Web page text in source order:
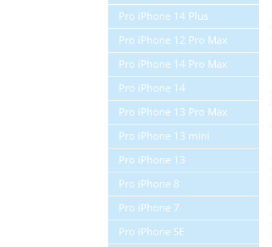
Pro iPhone 14 Plus
Pro iPhone 12 Pro Max
Pro iPhone 14 Pro Max
Pro iPhone 14
Pro iPhone 13 Pro Max
Pro iPhone 13 mini
Pro iPhone 13
Pro iPhone 8
Pro iPhone 7
Pro iPhone SE